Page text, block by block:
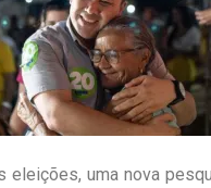
eleições, uma nova